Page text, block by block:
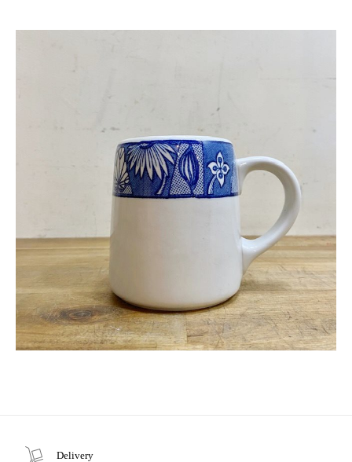
Delivery